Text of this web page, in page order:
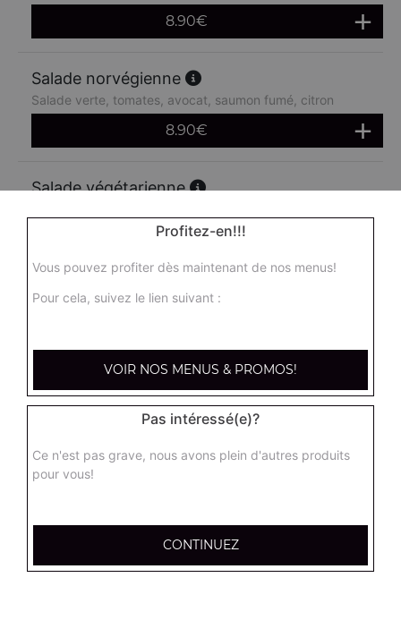
8.90€
Salade norvégienne
Salade verte, tomates, avocat, saumon fumé, citron
8.90€
Salade végétarienne
8.90 €
8.90€
Profitez-en!!!
Vous pouvez profiter dès maintenant de nos menus!
Pour cela, suivez le lien suivant :
VOIR NOS MENUS & PROMOS!
Pas intéressé(e)?
Ce n'est pas grave, nous avons plein d'autres produits
pour vous!
CONTINUEZ